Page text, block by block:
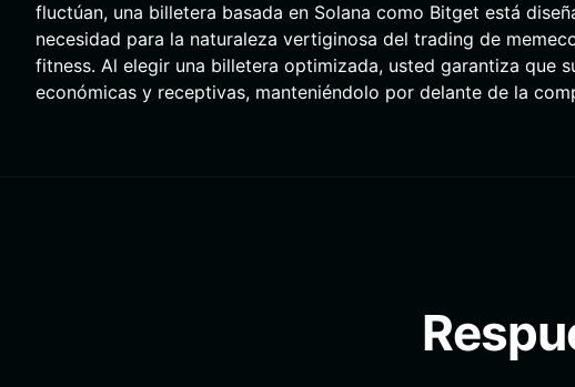
fluctúan, una billetera basada en Solana como Bitget está
necesidad para la naturaleza vertiginosa del trading de
fitness. Al elegir una billetera optimizada, usted garantiza que
económicas y receptivas, manteniéndolo por delante de la